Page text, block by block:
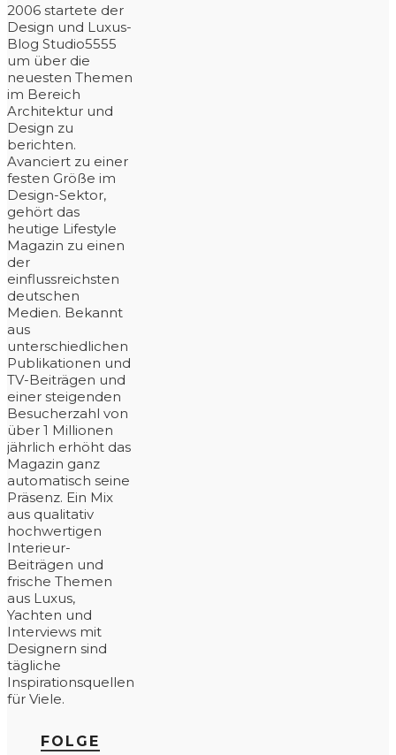
2006 startete der
Design und Luxus-
Blog Studio5555
um über die
neuesten Themen
im Bereich
Architektur und
Design zu
berichten.
Avanciert zu einer
festen Größe im
Design-Sektor,
gehört das
heutige Lifestyle
Magazin zu einen
der
einflussreichsten
deutschen
Medien. Bekannt
aus
unterschiedlichen
Publikationen und
TV-Beiträgen und
einer steigenden
Besucherzahl von
über 1 Millionen
jährlich erhöht das
Magazin ganz
automatisch seine
Präsenz. Ein Mix
aus qualitativ
hochwertigen
Interieur-
Beiträgen und
frische Themen
aus Luxus,
Yachten und
Interviews mit
Designern sind
tägliche
Inspirationsquellen
für Viele.
FOLGE